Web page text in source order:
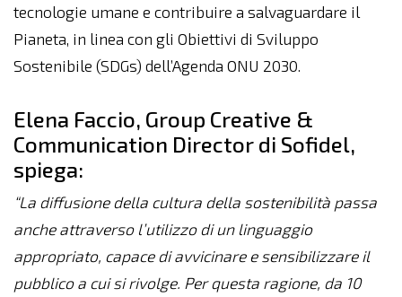
tecnologie umane e contribuire a salvaguardare il
Pianeta, in linea con gli Obiettivi di Sviluppo
Sostenibile (SDGs) dell’Agenda ONU 2030.
Elena Faccio, Group Creative &
Communication Director di Sofidel,
spiega:
“La diffusione della cultura della sostenibilità passa
anche attraverso l’utilizzo di un linguaggio
appropriato, capace di avvicinare e sensibilizzare il
pubblico a cui si rivolge. Per questa ragione, da 10